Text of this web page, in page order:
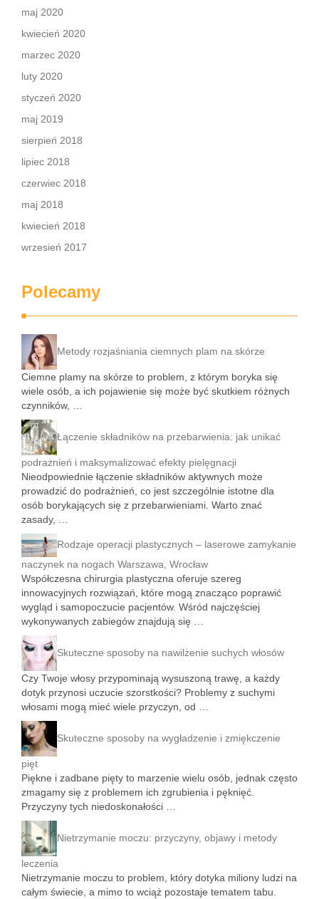
maj 2020
kwiecień 2020
marzec 2020
luty 2020
styczeń 2020
maj 2019
sierpień 2018
lipiec 2018
czerwiec 2018
maj 2018
kwiecień 2018
wrzesień 2017
Polecamy
Metody rozjaśniania ciemnych plam na skórze
Ciemne plamy na skórze to problem, z którym boryka się
wiele osób, a ich pojawienie się może być skutkiem różnych
czynników, …
Łączenie składników na przebarwienia: jak unikać
podrażnień i maksymalizować efekty pielęgnacji
Nieodpowiednie łączenie składników aktywnych może
prowadzić do podrażnień, co jest szczególnie istotne dla
osób borykających się z przebarwieniami. Warto znać
zasady, …
Rodzaje operacji plastycznych – laserowe zamykanie
naczynek na nogach Warszawa, Wrocław
Współczesna chirurgia plastyczna oferuje szereg
innowacyjnych rozwiązań, które mogą znacząco poprawić
wygląd i samopoczucie pacjentów. Wśród najczęściej
wykonywanych zabiegów znajdują się …
Skuteczne sposoby na nawilżenie suchych włosów
Czy Twoje włosy przypominają wysuszoną trawę, a każdy
dotyk przynosi uczucie szorstkości? Problemy z suchymi
włosami mogą mieć wiele przyczyn, od …
Skuteczne sposoby na wygładzenie i zmiękczenie
pięt
Piękne i zadbane pięty to marzenie wielu osób, jednak często
zmagamy się z problemem ich zgrubienia i pęknięć.
Przyczyny tych niedoskonałości …
Nietrzymanie moczu: przyczyny, objawy i metody
leczenia
Nietrzymanie moczu to problem, który dotyka miliony ludzi na
całym świecie, a mimo to wciąż pozostaje tematem tabu.